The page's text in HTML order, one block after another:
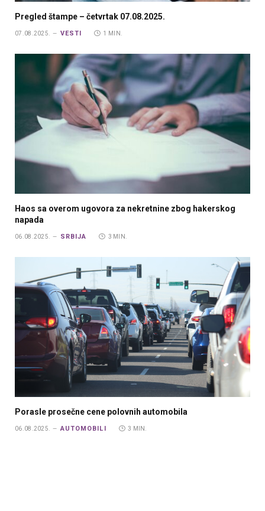
Pregled štampe – četvrtak 07.08.2025.
07.08.2025. VESTI 1 MIN.
Haos sa overom ugovora za nekretnine zbog hakerskog
napada
06.08.2025. SRBIJA 3 MIN.
Porasle prosečne cene polovnih automobila
06.08.2025. AUTOMOBILI 3 MIN.